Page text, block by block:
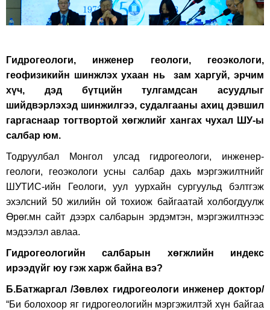
Гидрогеологи, инженер геологи, геоэкологи,
геофизикийн шинжлэх ухаан нь зам харгуй, эрчим
хүч, дэд бүтцийн тулгамдсан асуудлыг
шийдвэрлэхэд шинжилгээ, судалгааны ахиц дэвшил
гаргаснаар тогтвортой хөгжлийг хангах чухал ШУ-ы
салбар юм.
Тодруулбал Монгол улсад гидрогеологи, инженер-
геологи, геоэкологи усны салбар дахь мэргэжилтнийг
ШУТИС-ийн Геологи, уул уурхайн сургуульд бэлтгэж
эхэлсний 50 жилийн ой тохиож байгаатай холбогдуулж
Өрөг.мн сайт дээрх салбарын эрдэмтэн, мэргэжилтнээс
мэдээлэл авлаа.
Гидрогеологийн салбарын хөгжлийн индекс
ирээдүйг юу гэж харж байна вэ?
Б.Батжаргал /Зөвлөх гидрогеологи инженер доктор/
“Би болохоор яг гидрогеологийн мэргэжилтэй хүн байгаа